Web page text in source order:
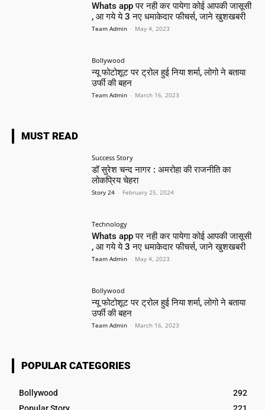
Whats app पर नही कर पायेगा कोई आपकी जासूसी
, आ गये ये 3 नए धमाकेदार फीचर्स, जाने खुशखबरी
Team Admin - May 4, 2023
Bollywood
न्यू फोटोशूट पर ट्रोल हुई निया शर्मा, लोगो ने बताया
उर्फी की बहन
Team Admin - March 16, 2023
MUST READ
Success Story
डॉ सुरेश चन्द नागर : अमरोहा की राजनीति का
लोकप्रिय चेहरा
Story 24 - February 25, 2024
Technology
Whats app पर नही कर पायेगा कोई आपकी जासूसी
, आ गये ये 3 नए धमाकेदार फीचर्स, जाने खुशखबरी
Team Admin - May 4, 2023
Bollywood
न्यू फोटोशूट पर ट्रोल हुई निया शर्मा, लोगो ने बताया
उर्फी की बहन
Team Admin - March 16, 2023
POPULAR CATEGORIES
Bollywood
292